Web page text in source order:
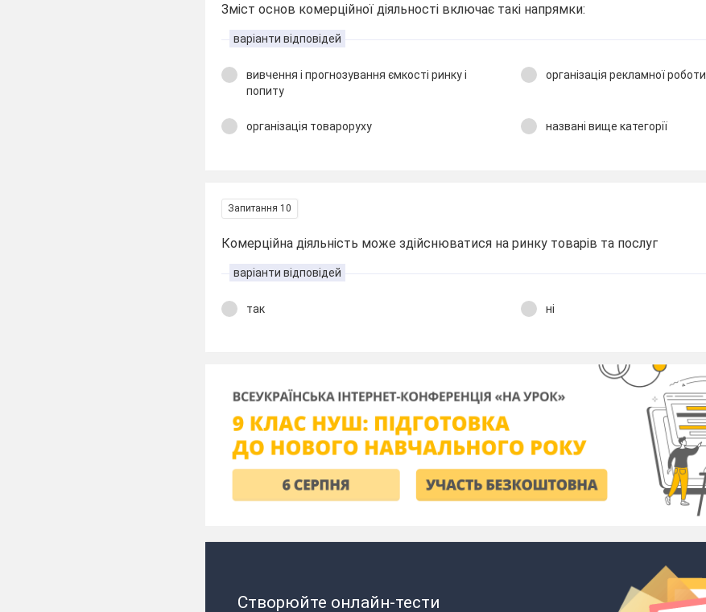
Зміст основ комерційної діяльності включає такі напрямки:
варіанти відповідей
вивчення і прогнозування ємкості ринку і
попиту
організація рекламної роботи
організація товароруху названі вище категорії
Запитання 10
Комерційна діяльність може здійснюватися на ринку товарів та послуг
варіанти відповідей
так ні
Створюйте онлайн-тести